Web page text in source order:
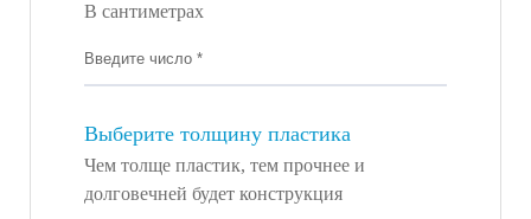
В сантиметрах
Выберите толщину пластика
Чем толще пластик, тем прочнее и
долговечней будет конструкция